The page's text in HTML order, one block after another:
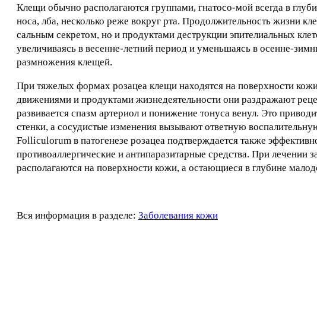
Клещи обычно располагаются группами, гнатосо-мой всегда в
носа, лба, несколько реже вокруг рта. Продолжительность жизни
сальным секретом, но и продуктами деструкции эпителиальных
увеличиваясь в весенне-летний период и уменьшаясь в осенне-
размножения клещей.
При тяжелых формах розацеа клещи находятся на поверхности
движениями и продуктами жизнедеятельности они раздражают
развивается спазм артериол и понижение тонуса венул. Это
стенки, а сосудистые изменения вызывают ответную
Folliculorum в патогенезе розацеа подтверждается также
противоаллергические и антипаразитарные средства. При
располагаются на поверхности кожи, а остающиеся в глубине
Вся информация в разделе: Заболевания кожи